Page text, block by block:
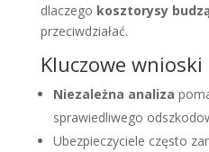
dlaczego kosztorysy
przeciwdziałać.
Kluczowe wnioski
Niezależna analiza
sprawiedliwego
Ubezpieczyciele często